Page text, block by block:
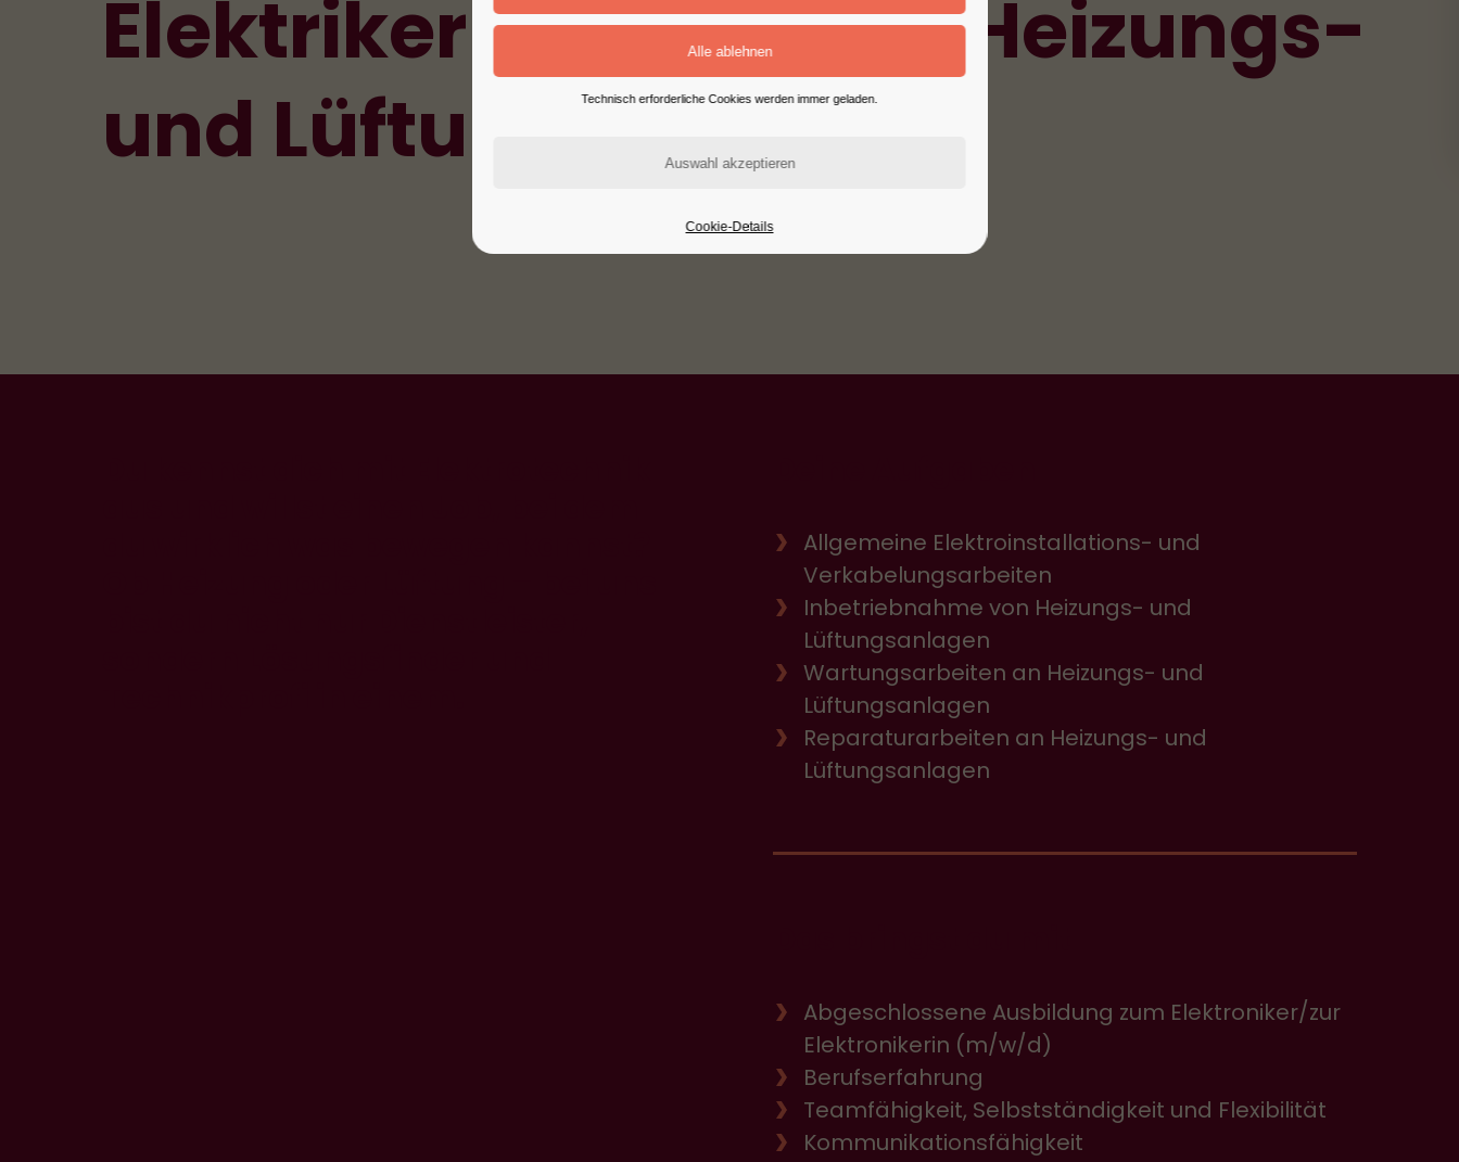
Elektriker (m/w/d)fürHeizungs-
und Lüftungsanlagen
Allgemeine Elektroinstallations- und
Verkabelungsarbeiten
Inbetriebnahme von Heizungs- und
Lüftungsanlagen
Wartungsarbeiten an Heizungs- und
Lüftungsanlagen
Reparaturarbeiten an Heizungs- und
Lüftungsanlagen
Abgeschlossene Ausbildung zum Elektroniker/zur
Elektronikerin (m/w/d)
Berufserfahrung
Teamfähigkeit, Selbstständigkeit und Flexibilität
Kommunikationsfähigkeit
Technisch erforderliche Cookies werden immer geladen.
Cookie-Details